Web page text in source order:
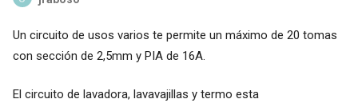
Un circuito de usos varios te permite un máximo de 20 tomas
con sección de 2,5mm y PIA de 16A.
El circuito de lavadora, lavavajillas y termo esta